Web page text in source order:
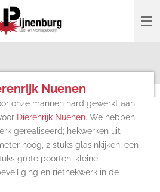
Nuenen
onze mannen hard gewerkt aan
Dierenrijk Nuenen. We hebben
gerealiseerd; hekwerken uit
hoog, 2 stuks glasinkijken, een
grote poorten, kleine
en riethekwerk in de